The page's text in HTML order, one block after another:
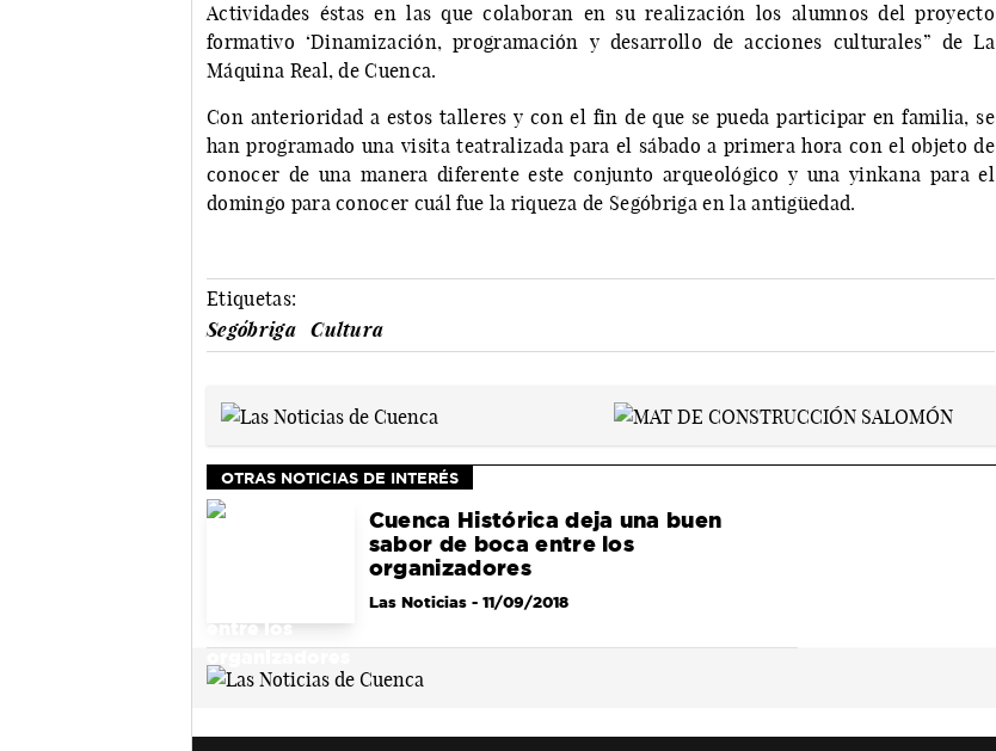
Actividades éstas en las que colaboran en su realización los alumnos del proyecto
formativo ‘Dinamización, programación y desarrollo de acciones culturales” de La
Máquina Real, de Cuenca.
Con anterioridad a estos talleres y con el fin de que se pueda participar en familia, se
han programado una visita teatralizada para el sábado a primera hora con el objeto de
conocer de una manera diferente este conjunto arqueológico y una yinkana para el
domingo para conocer cuál fue la riqueza de Segóbriga en la antigüedad.
Etiquetas:
Segóbriga
Cultura
OTRAS NOTICIAS DE INTERÉS
Cuenca Histórica deja una buen
sabor de boca entre los
organizadores
Las Noticias- 11/09/2018